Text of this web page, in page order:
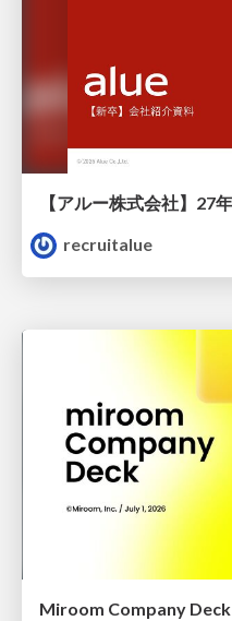
recruitalue
Miroom Company Deck